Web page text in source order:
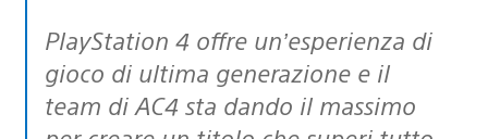
PlayStation 4 offre un’esperienza di
gioco di ultima generazione e il
team di AC4 sta dando il massimo